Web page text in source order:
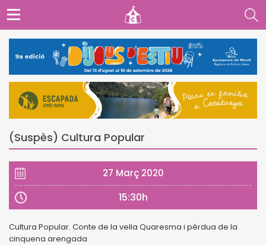
(Suspès) Cultura Popular
27 Març 2020
15:30h
Cultura Popular. Conte de la vella Quaresma i pèrdua de la
cinquena arengada